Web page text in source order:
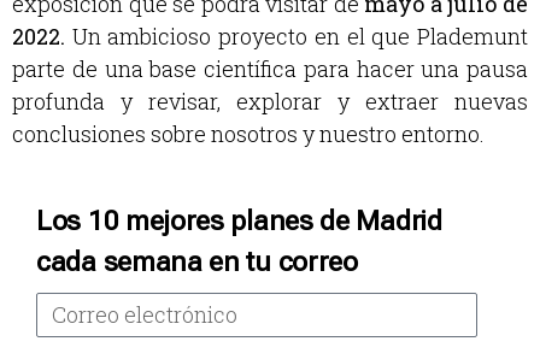
2022. Un ambicioso proyecto en el que Plademunt
parte de una base científica para hacer una pausa
profunda y revisar, explorar y extraer nuevas
conclusiones sobre nosotros y nuestro entorno.
Los 10 mejores planes de Madrid
cada semana en tu correo